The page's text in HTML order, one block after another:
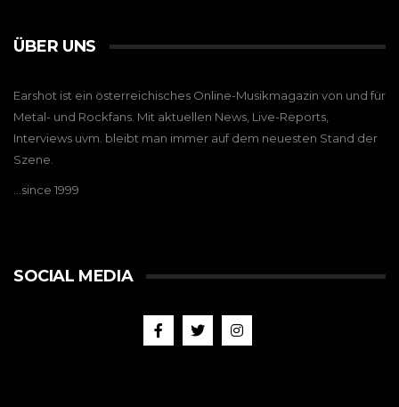
ÜBER UNS
Earshot ist ein österreichisches Online-Musikmagazin von und für
Metal- und Rockfans. Mit aktuellen News, Live-Reports,
Interviews uvm. bleibt man immer auf dem neuesten Stand der
Szene.
…since 1999
SOCIAL MEDIA